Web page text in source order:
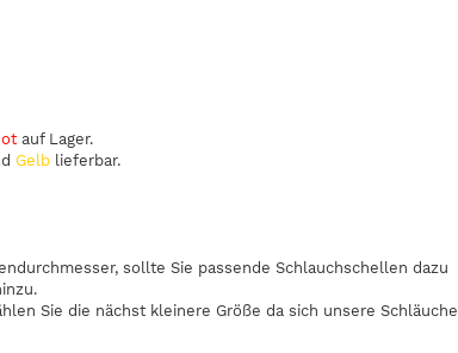
auf Lager.
Gelb lieferbar.
sollte Sie passende Schlauchschellen dazu
Sie die nächst kleinere Größe da sich unsere Schläuche